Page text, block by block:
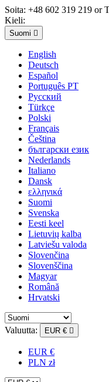
Soita: +48 602 319 219 or
Kieli:
Suomi 
English
Deutsch
Español
Português PT
Русский
Türkçe
Polski
Français
Čeština
български език
Nederlands
Italiano
Dansk
ελληνικά
Suomi
Svenska
Eesti keel
Lietuvių kalba
Latviešu valoda
Slovenčina
Slovenščina
Magyar
Română
Hrvatski
Valuutta: EUR € 
EUR €
PLN zł